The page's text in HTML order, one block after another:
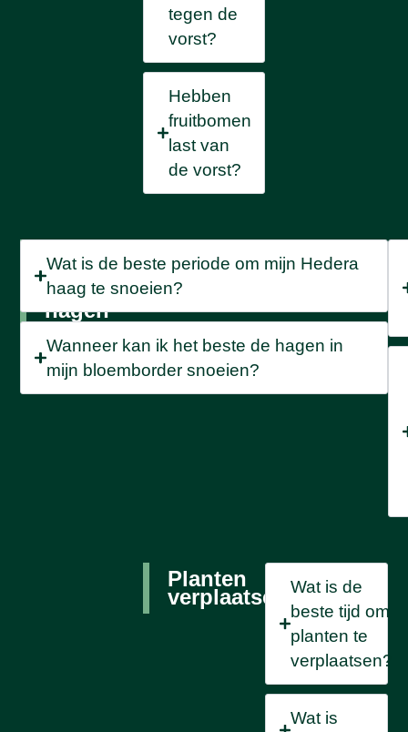
Planten
verplaatsen
Wat is de
beste tijd om
planten te
verplaatsen?
Wat is
tegen de
vorst?
Hebben
fruitbomen
last van
de vorst?
Snoeien
van
de
hagen
Wat is de beste periode om mijn Hedera
haag te snoeien?
Wanneer kan ik het beste de hagen in
mijn bloemborder snoeien?